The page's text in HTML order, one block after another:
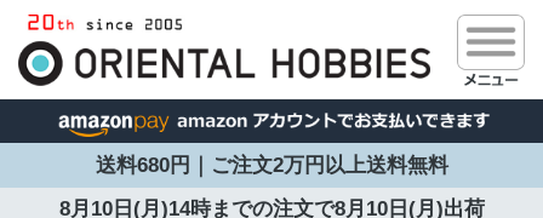
送料680円｜ご注文2万円以上送料無料
8月10日(月)14時までの注文で8月10日(月)出荷